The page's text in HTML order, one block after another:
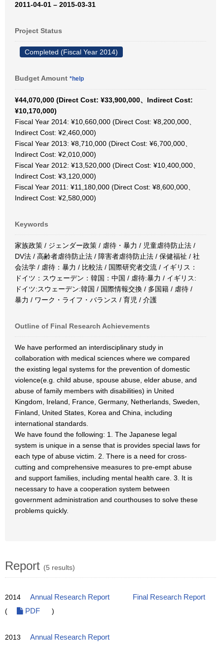
2011-04-01 – 2015-03-31
Project Status
Completed (Fiscal Year 2014)
Budget Amount *help
¥44,070,000 (Direct Cost: ¥33,900,000、Indirect Cost:
¥10,170,000)
Fiscal Year 2014: ¥10,660,000 (Direct Cost: ¥8,200,000、
Indirect Cost: ¥2,460,000)
Fiscal Year 2013: ¥8,710,000 (Direct Cost: ¥6,700,000、
Indirect Cost: ¥2,010,000)
Fiscal Year 2012: ¥13,520,000 (Direct Cost: ¥10,400,000、
Indirect Cost: ¥3,120,000)
Fiscal Year 2011: ¥11,180,000 (Direct Cost: ¥8,600,000、
Indirect Cost: ¥2,580,000)
Keywords
家族政策 / ジェンダー政策 / 虐待・暴力 / 児童虐待防止法 /
DV法 / 高齢者虐待防止法 / 障害者虐待防止法 / 保健福祉 / 社
会法学 / 虐待：暴力 / 比較法 / 国際研究者交流 / イギリス：
ドイツ：スウェーデン：韓国：中国 / 虐待:暴力 / イギリス:
ドイツ:スウェーデン:韓国 / 国際情報交換 / 多国籍 / 虐待 /
暴力 / ワーク・ライフ・バランス / 育児 / 介護
Outline of Final Research Achievements
We have performed an interdisciplinary study in
collaboration with medical sciences where we compared
the existing legal systems for the prevention of domestic
violence(e.g. child abuse, spouse abuse, elder abuse, and
abuse of family members with disabilities) in United
Kingdom, Ireland, France, Germany, Netherlands, Sweden,
Finland, United States, Korea and China, including
international standards.
We have found the following: 1. The Japanese legal
system is unique in a sense that is provides special laws for
each type of abuse victim. 2. There is a need for cross-
cutting and comprehensive measures to pre-empt abuse
and support families, including mental health care. 3. It is
necessary to have a cooperation system between
government administration and courthouses to solve these
problems quickly.
Report (5 results)
2014 Annual Research Report
Final Research Report
(
PDF )
2013 Annual Research Report